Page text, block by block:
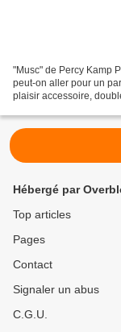
"Musc" de Percy Kamp
peut-on aller pour un
plaisir accessoire,
Hébergé par
Top articles
Pages
Contact
Signaler un abus
C.G.U.